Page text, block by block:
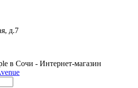
д.7
в Сочи - Интернет-магазин